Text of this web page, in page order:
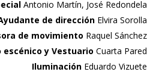
Antonio Martín, José Redondela
de dirección Elvira Sorolla
de movimiento Raquel Sánchez
escénico y Vestuario Cuarta Pared
Iluminación Eduardo Vizuete